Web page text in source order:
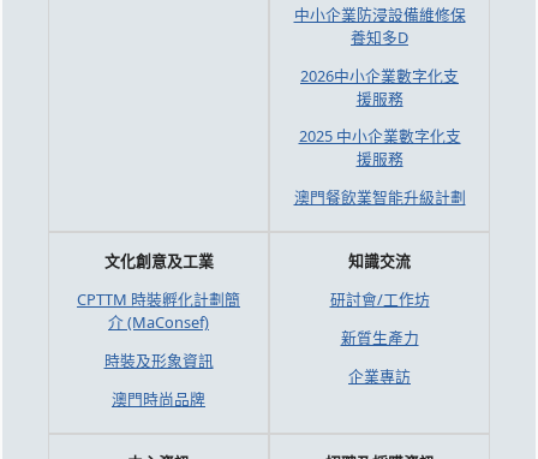
中小企業防浸設備維修保
養知多D
2026中小企業數字化支
援服務
2025 中小企業數字化支
援服務
澳門餐飲業智能升級計劃
文化創意及工業
CPTTM 時裝孵化計劃簡
介 (MaConsef)
時裝及形象資訊
澳門時尚品牌
知識交流
研討會/工作坊
新質生產力
企業專訪